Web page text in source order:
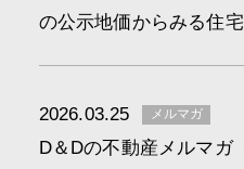
の公示地価からみる住
2026.03.25 メルマガ
D＆Dの不動産メルマガ